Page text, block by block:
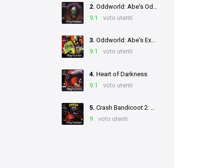
2. Oddworld: Abe's Oddysee
9.1
voto utenti
3. Oddworld: Abe's Exoddus
9.1
voto utenti
4. Heart of Darkness
9.1
voto utenti
5. Crash Bandicoot 2: Cortex Strikes Back
9
voto utenti